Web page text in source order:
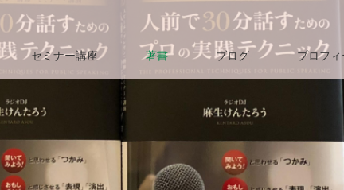
セミナー講座 著書 ブログ プロフィ